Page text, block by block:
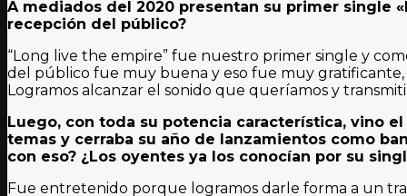
A mediados del 2020 presentan su primer single
recepción del público?
“Long live the empire” fue nuestro primer single y
del público fue muy buena y eso fue muy
Logramos alcanzar el sonido que queríamos y
Luego, con toda su potencia característica, vino
temas y cerraba su año de lanzamientos como
con eso? ¿Los oyentes ya los conocían por su
Fue entretenido porque logramos darle forma a un